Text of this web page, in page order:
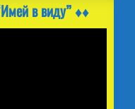
в виду” ♦️♦️